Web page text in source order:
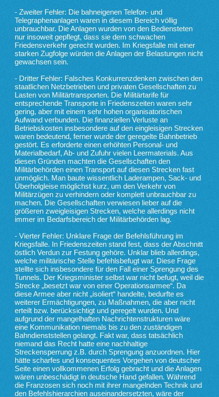
- Zweiter Fehler: Die bahneigenen Telefon- und
Telegraphenanlagen waren in diesem Bereich völlig
unbrauchbar. Die Anlagen wurden von den Bediensteten
nur insoweit gepflegt, dass sie dem schwachen
Friedensverkehr gerecht wurden. Im Kriegsfalle mit einer
starken Zugfolge würden die Anlagen der Belastungen nicht
gewachsen sein.
- Dritter Fehler: Falsches Konkurrenzdenken zwischen den
staatlichen Netzbetrieben und privaten Gesellschaften zu
Lasten von Militärtransporten. Die Militärtarife für
entsprechende Transporte in Friedenszeiten waren sehr
gering, aber mit einem sehr hohen organisatorischen
Aufwand verbunden. Die finanziellen Verluste an
Betriebskosten insbesondere auf den eingleisigen Strecken
waren bedeutend, ferner wurde der geregelte Bahnbetrieb
gestört. Es erforderte einen erhöhten Personal- und
Materialbedarf, Ab- und Zufuhr vielen Leermaterials. Aus
diesen Gründen machten die Gesellschaften den
Militärbehörden einen Transport auf diesen Strecken fast
unmöglich. Man baute wissentlich Laderampen, Sack- und
Überholgleise möglichst kurz, um den Verkehr von
Militärzügen zu verhindern oder komplett unbrauchbar zu
machen. Die Gesellschaften verwiesen lieber auf die
größeren zweigleisigen Strecken, welche allerdings nicht
immer im Bedarfsbereich der Militärbehörden lag.
- Vierter Fehler: Unklare Frage der Befehlsführung im
Kriegsfalle. In Friedenszeiten stand fest, dass der Abschnitt
östlich Verdun zur Festung gehöre. Unklar blieb allerdings,
welche militärische Stelle befehlsbefugt war. Diese Frage
stellte sich insbesondere für den Fall einer Sprengung des
Tunnels. Der Kriegsminister selbst war nicht befugt, weil die
Strecke „besetzt war von einer Operationsarmee“. Da
diese Armee aber nicht „isoliert“ handelte, bedurfte es
weiterer Ermächtigungen, zu Maßnahmen, die aber nicht
erteilt bzw. berücksichtigt und geregelt wurden. Und
aufgrund der mangelhaften Nachrichtenstrukturen wäre
eine Kommunikation niemals bis zu den zuständigen
Bahndienststellen gelangt. Fakt war, dass tatsächlich
niemand das Recht hatte eine nachhaltige
Streckensperrung z.B. durch Sprengung anzuordnen. Hier
hätte scharfes und konsequentes Vorgehen von deutscher
Seite einen vollkommenen Erfolg gebracht und die Anlagen
wären unbeschädigt in deutsche Hand gefallen. Während
die Franzosen sich noch mit ihrer mangelnden Technik und
den Befehlshierarchien auseinandersetzten, wäre der